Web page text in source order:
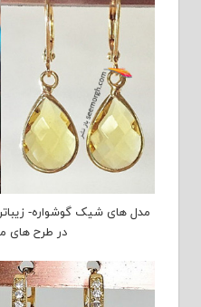
مدل های شیک گوشواره-
در طرح های